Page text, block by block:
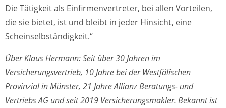
Die Tätigkeit als Einfirmenvertreter, bei allen Vorteilen,
die sie bietet, ist und bleibt in jeder Hinsicht, eine
Scheinselbständigkeit.“
Über Klaus Hermann: Seit über 30 Jahren im
Versicherungsvertrieb, 10 Jahre bei der Westfälischen
Provinzial in Münster, 21 Jahre Allianz Beratungs- und
Vertriebs AG und seit 2019 Versicherungsmakler. Bekannt ist